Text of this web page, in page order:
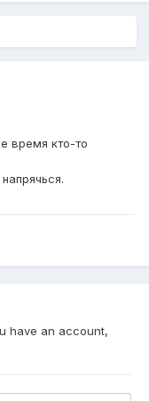
время кто-то
have an account,